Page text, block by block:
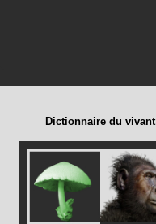
Dictionnaire du vivant